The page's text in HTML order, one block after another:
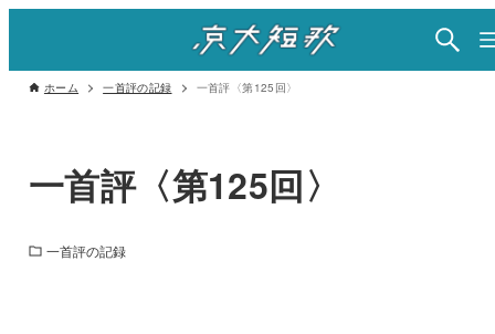
ホーム 一首評の記録 一首評〈第125回〉
一首評〈第125回〉
一首評の記録